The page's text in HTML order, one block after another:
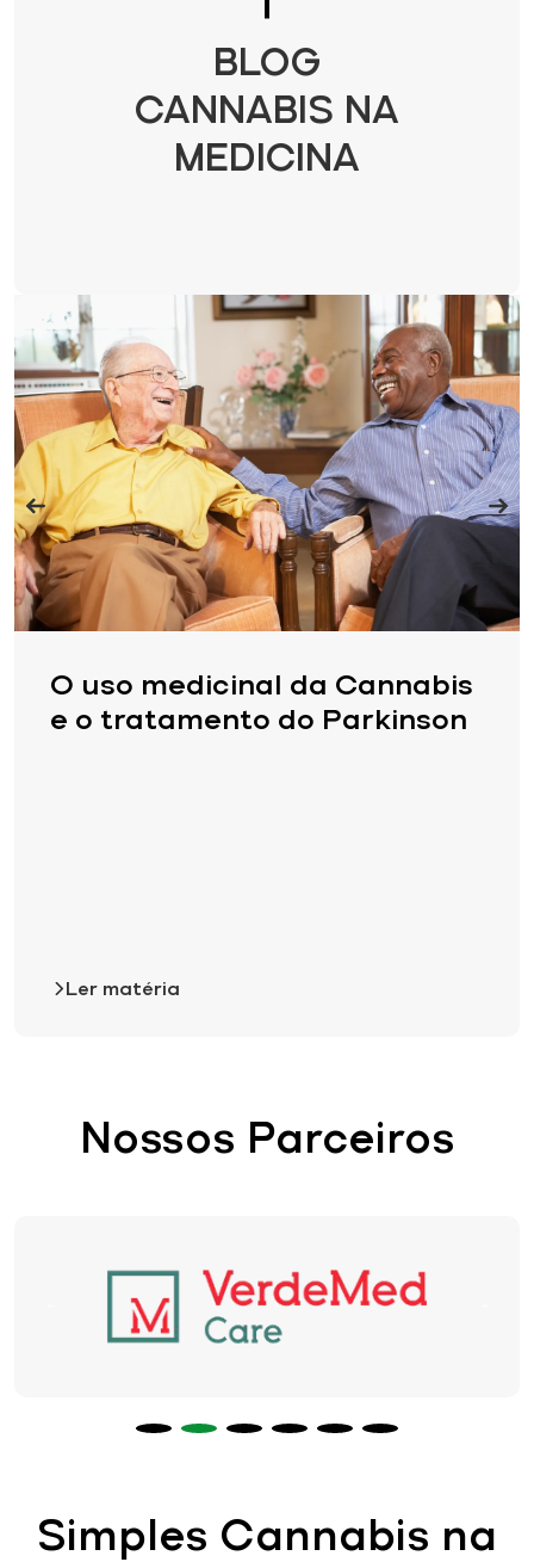
BLOG
CANNABIS NA
MEDICINA
O uso medicinal da Cannabis
e o tratamento do Parkinson
Ler matéria
Nossos Parceiros
Simples Cannabis na